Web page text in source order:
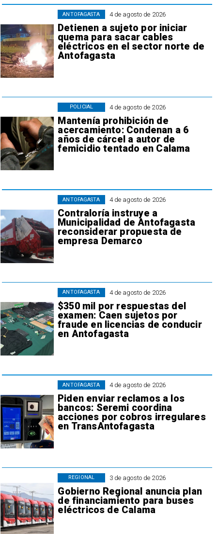
4 de agosto de 2026
Detienen a sujeto por iniciar
quema para sacar cables
eléctricos en el sector norte de
Antofagasta
ANTOFAGASTA
4 de agosto de 2026
Mantenía prohibición de
acercamiento: Condenan a 6
años de cárcel a autor de
femicidio tentado en Calama
POLICIAL
4 de agosto de 2026
Contraloría instruye a
Municipalidad de Antofagasta
reconsiderar propuesta de
empresa Demarco
ANTOFAGASTA
4 de agosto de 2026
$350 mil por respuestas del
examen: Caen sujetos por
fraude en licencias de conducir
en Antofagasta
ANTOFAGASTA
4 de agosto de 2026
Piden enviar reclamos a los
bancos: Seremi coordina
acciones por cobros irregulares
en TransAntofagasta
ANTOFAGASTA
3 de agosto de 2026
Gobierno Regional anuncia plan
de financiamiento para buses
eléctricos de Calama
REGIONAL